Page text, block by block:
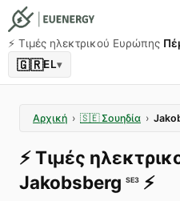
⚡️ Τιμές ηλεκτρικού Ευρώπης
🇬🇷EL▾
Αρχική › 🇸🇪 Σουηδία ›
⚡️Τιμές
Jakobsberg SE3 ⚡️